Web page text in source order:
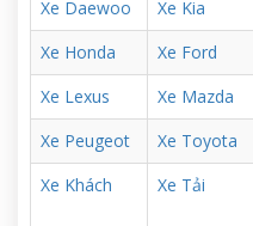
Xe Daewoo
Xe Kia
Xe Honda
Xe Ford
Xe Lexus
Xe Mazda
Xe Peugeot
Xe Toyota
Xe Khách
Xe Tải